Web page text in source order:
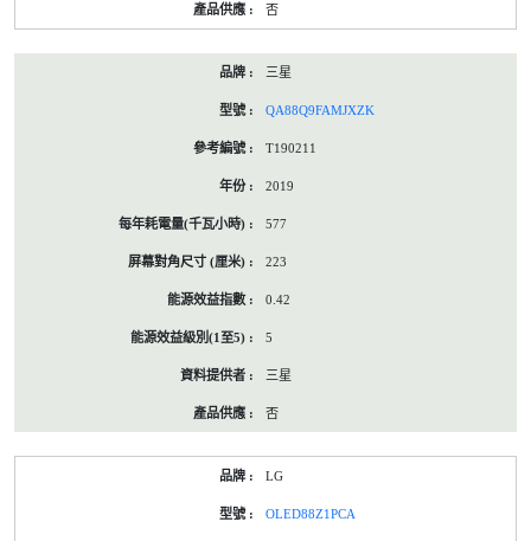
否
三星
QA88Q9FAMJXZK
T190211
2019
577
223
0.42
5
三星
否
LG
OLED88Z1PCA